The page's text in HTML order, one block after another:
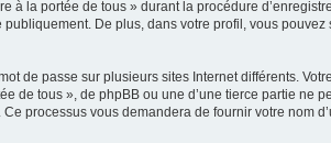
la portée de tous » durant la procédure
De plus, dans votre profil, vous
de passe sur plusieurs sites Internet différents.
tous », de phpBB ou une d’une tierce partie ne
processus vous demandera de fournir votre nom